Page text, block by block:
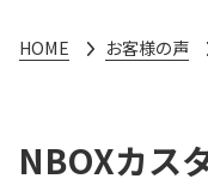
HOME お客様の声
NBOXカス